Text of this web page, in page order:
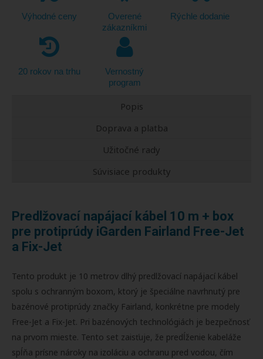
Výhodné ceny
Overené
zákazníkmi
Rýchle dodanie
20 rokov na trhu
Vernostný
program
Popis
Doprava a platba
Užitočné rady
Súvisiace produkty
Predlžovací napájací kábel 10 m + box
pre protiprúdy iGarden Fairland Free-Jet
a Fix-Jet
Tento produkt je 10 metrov dlhý predlžovací napájací kábel
spolu s ochranným boxom, ktorý je špeciálne navrhnutý pre
bazénové protiprúdy značky Fairland, konkrétne pre modely
Free-Jet a Fix-Jet. Pri bazénových technológiách je bezpečnosť
na prvom mieste. Tento set zaisťuje, že predĺženie kabeláže
spĺňa prísne nároky na izoláciu a ochranu pred vodou, čím